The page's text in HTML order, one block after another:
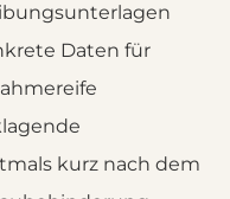
Daten für
kurz nach dem